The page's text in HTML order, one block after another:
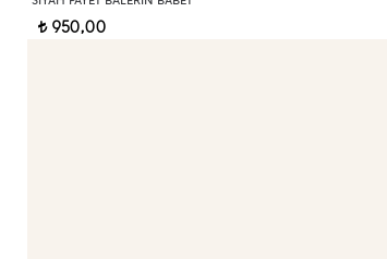
t950,00